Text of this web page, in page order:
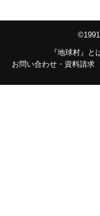
『地球村』と
お問い合わせ・資料請求